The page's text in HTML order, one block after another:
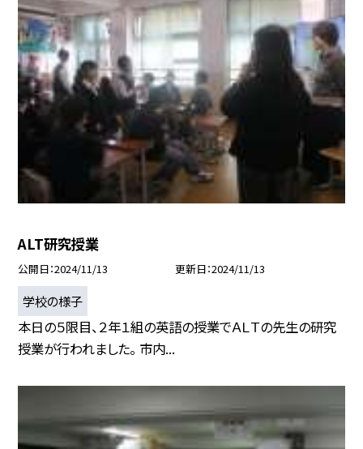
ALT研究授業
公開日 2024/11/13 更新日 2024/11/13
学校の様子
本日の５限目、２年１組の英語の授業でＡＬＴの先生の研究
授業が行われました。 市内...